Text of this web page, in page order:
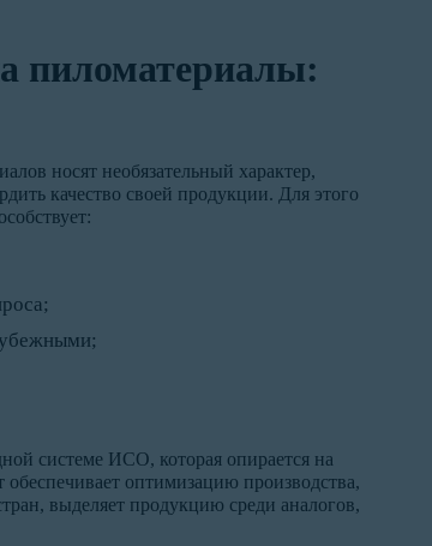
пиломатериалы:
носят необязательный характер,
качество своей продукции. Для этого
системе ИСО, которая опирается на
оптимизацию производства,
выделяет продукцию среди аналогов,